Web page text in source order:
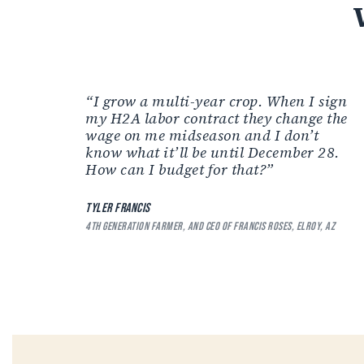
Hit enter to search or ESC to close
“I grow a multi-year crop. When I sign
my H2A labor contract they change the
wage on me midseason and I don’t
know what it’ll be until December 28.
How can I budget for that?”
TYLER FRANCIS
4TH GENERATION FARMER, AND CEO OF FRANCIS ROSES, ELROY, AZ